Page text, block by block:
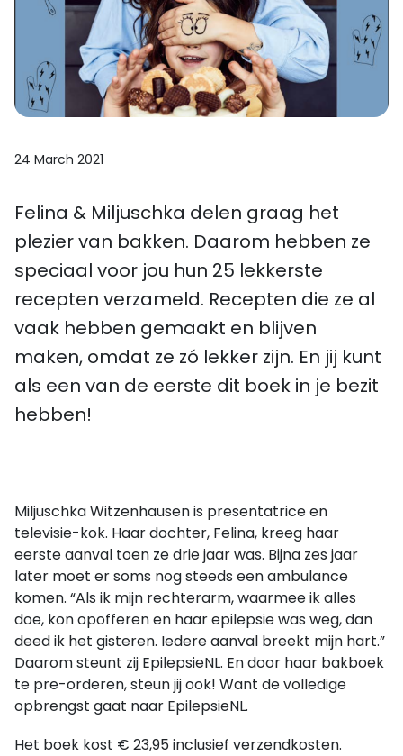
24 March 2021
Felina & Miljuschka delen graag het
plezier van bakken. Daarom hebben ze
speciaal voor jou hun 25 lekkerste
recepten verzameld. Recepten die ze al
vaak hebben gemaakt en blijven
maken, omdat ze zó lekker zijn. En jij kunt
als een van de eerste dit boek in je bezit
hebben!
Miljuschka Witzenhausen is presentatrice en
televisie-kok. Haar dochter, Felina, kreeg haar
eerste aanval toen ze drie jaar was. Bijna zes jaar
later moet er soms nog steeds een ambulance
komen. “Als ik mijn rechterarm, waarmee ik alles
doe, kon opofferen en haar epilepsie was weg, dan
deed ik het gisteren. Iedere aanval breekt mijn hart.”
Daarom steunt zij EpilepsieNL. En door haar bakboek
te pre-orderen, steun jij ook! Want de volledige
opbrengst gaat naar EpilepsieNL.
Het boek kost € 23,95 inclusief verzendkosten.